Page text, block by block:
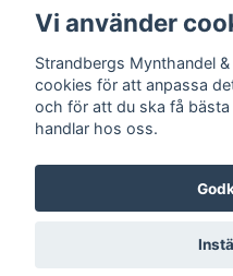
Information
Sociala medier
© 2026 Strandbergs
Vi använder
Strandbergs Mynthandel
cookies för att anpassa
och för att du ska få
handlar hos oss.